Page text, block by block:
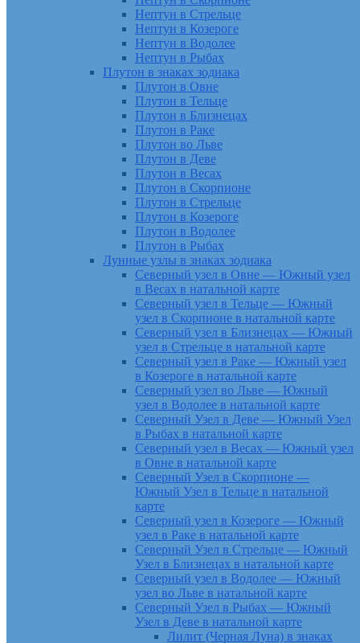
Нептун в Стрельце
Нептун в Козероге
Нептун в Водолее
Нептун в Рыбах
Плутон в знаках зодиака
Плутон в Овне
Плутон в Тельце
Плутон в Близнецах
Плутон в Раке
Плутон во Льве
Плутон в Деве
Плутон в Весах
Плутон в Скорпионе
Плутон в Стрельце
Плутон в Козероге
Плутон в Водолее
Плутон в Рыбах
Лунные узлы в знаках зодиака
Северный узел в Овне — Южный узел
в Весах в натальной карте
Северный узел в Тельце — Южный
узел в Скорпионе в натальной карте
Северный узел в Близнецах — Южный
узел в Стрельце в натальной карте
Северный узел в Раке — Южный узел
в Козероге в натальной карте
Северный узел во Льве — Южный
узел в Водолее в натальной карте
Северный Узел в Деве — Южный Узел
в Рыбах в натальной карте
Северный узел в Весах — Южный узел
в Овне в натальной карте
Северный Узел в Скорпионе —
Южный Узел в Тельце в натальной
карте
Северный узел в Козероге — Южный
узел в Раке в натальной карте
Северный Узел в Стрельце — Южный
Узел в Близнецах в натальной карте
Северный узел в Водолее — Южный
узел во Льве в натальной карте
Северный Узел в Рыбах — Южный
Узел в Деве в натальной карте
Лилит (Черная Луна) в знаках